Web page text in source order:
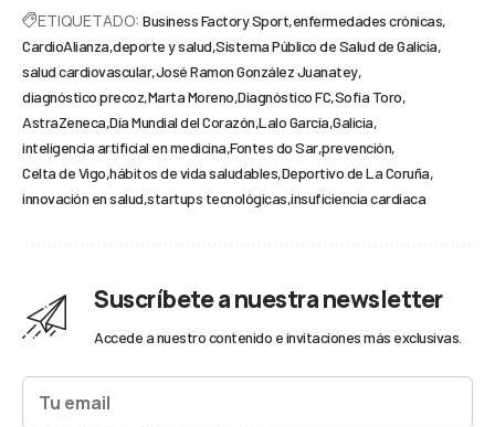
ETIQUETADO: Business Factory Sport enfermedades crónicas
CardioAlianza deporte y salud Sistema Público de Salud de Galicia
salud cardiovascular José Ramon González Juanatey
diagnóstico precoz Marta Moreno Diagnóstico FC Sofía Toro
AstraZeneca Día Mundial del Corazón Lalo García Galicia
inteligencia artificial en medicina Fontes do Sar prevención
Celta de Vigo hábitos de vida saludables Deportivo de La Coruña
innovación en salud startups tecnológicas insuficiencia cardíaca
Suscríbete a nuestra newsletter
Accede a nuestro contenido e invitaciones más exclusivas.